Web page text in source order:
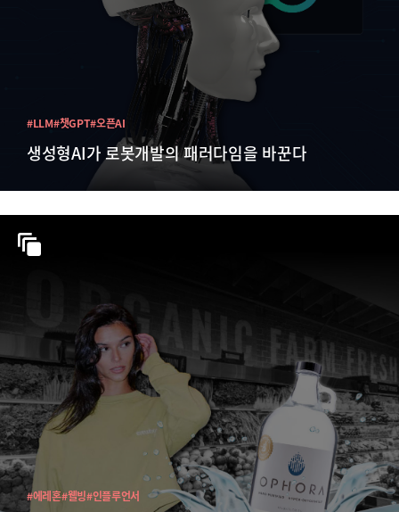
생성형AI가 로봇개발의 패러다임을 바꾼다
#LLM#챗GPT#오픈AI
#에레혼#웰빙#인플루언서